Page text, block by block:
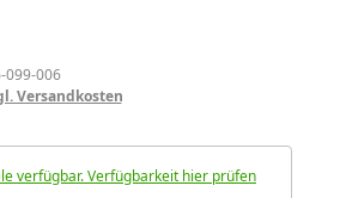
099-006
Versandkosten
verfügbar. Verfügbarkeit hier prüfen